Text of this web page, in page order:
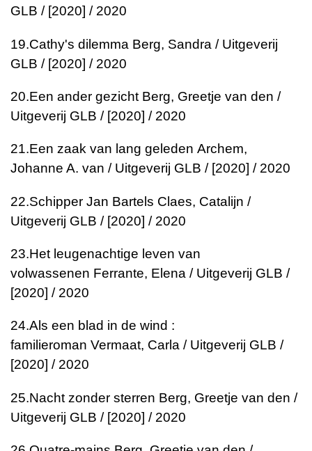
GLB / [2020] / 2020
19.Cathy's dilemma Berg, Sandra / Uitgeverij
GLB / [2020] / 2020
20.Een ander gezicht Berg, Greetje van den /
Uitgeverij GLB / [2020] / 2020
21.Een zaak van lang geleden Archem,
Johanne A. van / Uitgeverij GLB / [2020] / 2020
22.Schipper Jan Bartels Claes, Catalijn /
Uitgeverij GLB / [2020] / 2020
23.Het leugenachtige leven van
volwassenen Ferrante, Elena / Uitgeverij GLB /
[2020] / 2020
24.Als een blad in de wind :
familieroman Vermaat, Carla / Uitgeverij GLB /
[2020] / 2020
25.Nacht zonder sterren Berg, Greetje van den /
Uitgeverij GLB / [2020] / 2020